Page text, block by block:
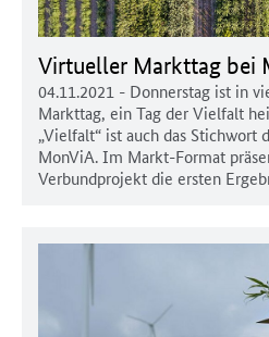
Virtueller Markttag bei
04.11.2021 - Donnerstag ist in
Markttag, ein Tag der Vielfalt
„Vielfalt“ ist auch das Stichwort
MonViA. Im Markt-Format
Verbundprojekt die ersten